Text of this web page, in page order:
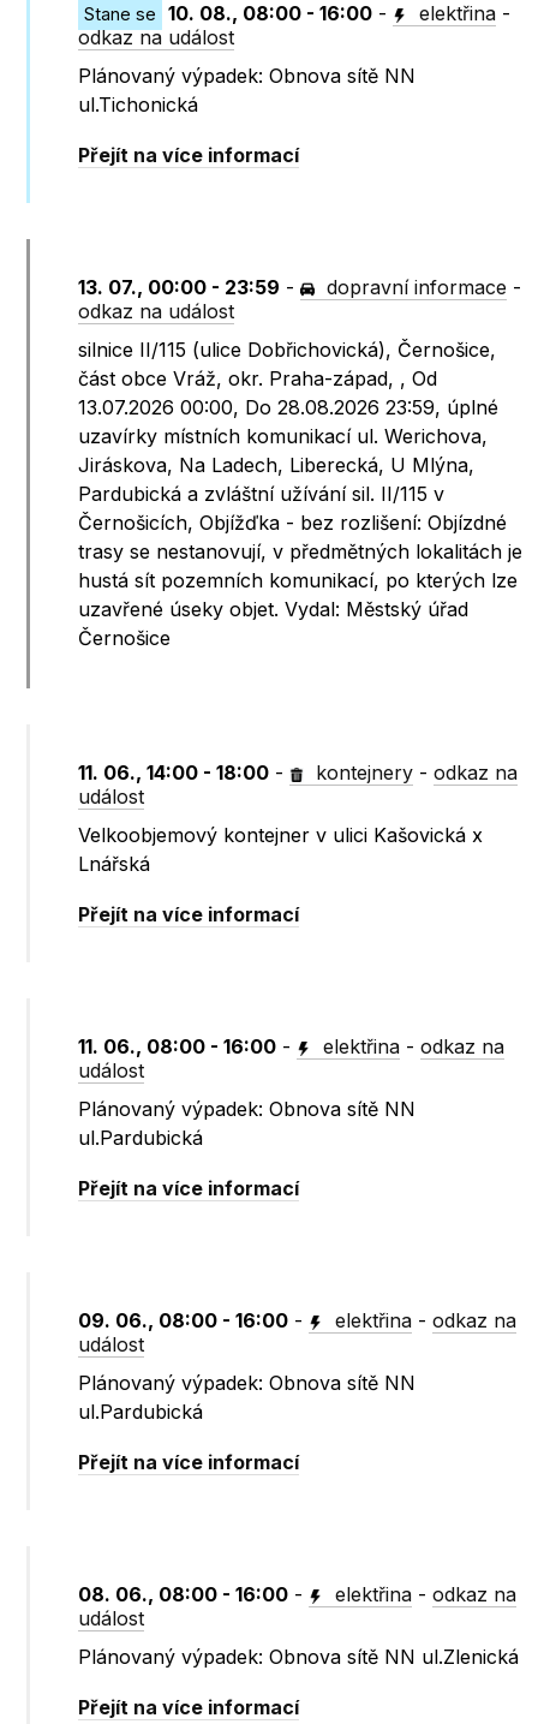
Stane se 10. 08., 08:00 - 16:00 - elektřina -
odkaz na událost
Plánovaný výpadek: Obnova sítě NN
ul.Tichonická
Přejít na více informací
13. 07., 00:00 - 23:59 - dopravní informace -
odkaz na událost
silnice II/115 (ulice Dobřichovická), Černošice,
část obce Vráž, okr. Praha-západ, , Od
13.07.2026 00:00, Do 28.08.2026 23:59, úplné
uzavírky místních komunikací ul. Werichova,
Jiráskova, Na Ladech, Liberecká, U Mlýna,
Pardubická a zvláštní užívání sil. II/115 v
Černošicích, Objížďka - bez rozlišení: Objízdné
trasy se nestanovují, v předmětných lokalitách je
hustá sít pozemních komunikací, po kterých lze
uzavřené úseky objet. Vydal: Městský úřad
Černošice
11. 06., 14:00 - 18:00 - kontejnery -odkaz na
událost
Velkoobjemový kontejner v ulici Kašovická x
Lnářská
Přejít na více informací
11. 06., 08:00 - 16:00 - elektřina -odkaz na
událost
Plánovaný výpadek: Obnova sítě NN
ul.Pardubická
Přejít na více informací
09. 06., 08:00 - 16:00 - elektřina -odkaz na
událost
Plánovaný výpadek: Obnova sítě NN
ul.Pardubická
Přejít na více informací
08. 06., 08:00 - 16:00 - elektřina -odkaz na
událost
Plánovaný výpadek: Obnova sítě NN ul.Zlenická
Přejít na více informací